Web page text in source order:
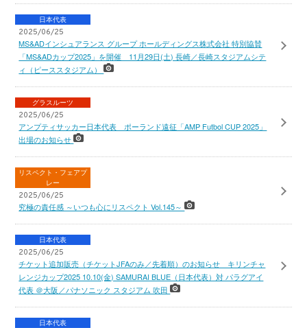
日本代表
2025/06/25
MS&ADインシュアランス グループ ホールディングス株式会社 特別協賛
「MS&ADカップ2025」を開催 11月29日(土) 長崎／長崎スタジアムシテ
ィ（ピーススタジアム）
グラスルーツ
2025/06/25
アンプティサッカー日本代表 ポーランド遠征「AMP Futbol CUP 2025」
出場のお知らせ
リスペクト・フェアプ
レー
2025/06/25
究極の責任感 ～いつも心にリスペクト Vol.145～
日本代表
2025/06/25
チケット追加販売（チケットJFAのみ／先着順）のお知らせ キリンチャ
レンジカップ2025 10.10(金) SAMURAI BLUE（日本代表）対 パラグアイ
代表 ＠大阪／パナソニック スタジアム 吹田
日本代表